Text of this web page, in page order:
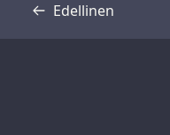
Edellinen
Transkriptio